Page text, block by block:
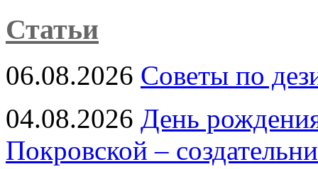
Статьи
06.08.2026 Советы по
04.08.2026 День
Покровской –